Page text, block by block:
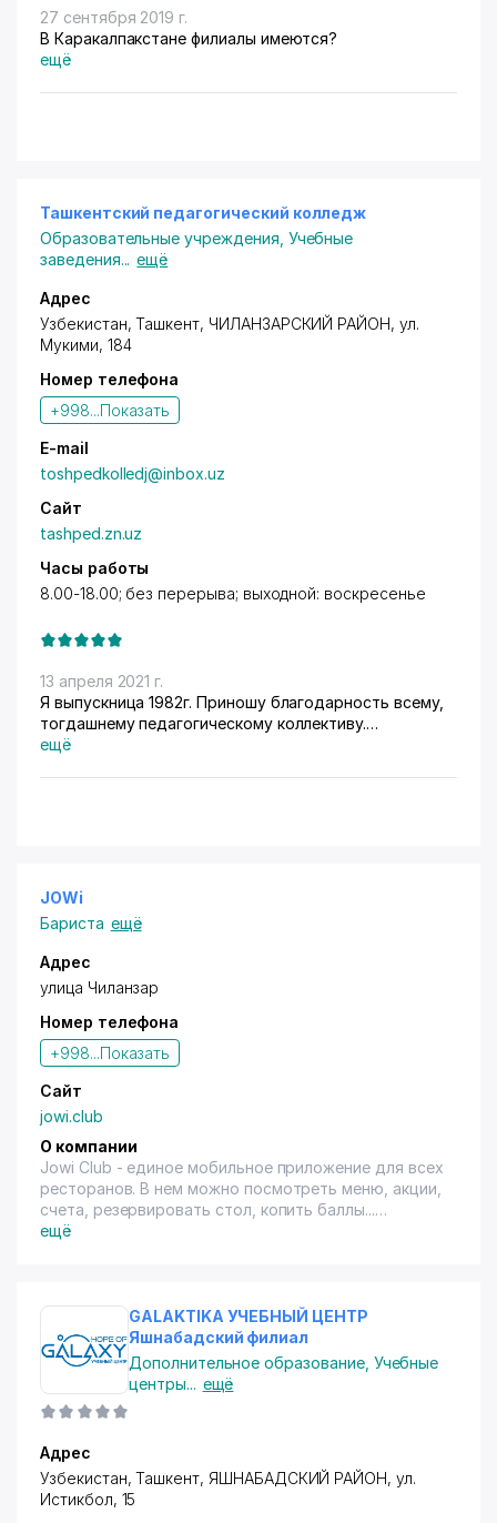
27 сентября 2019 г.
В Каракалпакстане филиалы имеются?
ещё
Ташкентский педагогический колледж
Образовательные учреждения Учебные
заведения... ещё
Адрес
Узбекистан, Ташкент, ЧИЛАНЗАРСКИЙ РАЙОН, ул.
Мукими, 184
Номер телефона
+998...Показать
E-mail
toshpedkolledj@inbox.uz
Сайт
tashped.zn.uz
Часы работы
8.00-18.00; без перерыва; выходной: воскресенье
13 апреля 2021 г.
Я выпускница 1982г. Приношу благодарность всему,
тогдашнему педагогическому коллективу.
Процветания и успехов.
ещё
JOWi
Бариста ещё
Адрес
улица Чиланзар
Номер телефона
+998...Показать
Сайт
jowi.club
О компании
Jowi Club - единое мобильное приложение для всех
ресторанов. В нем можно посмотреть меню, акции,
счета, резервировать стол, копить баллы...
Jowi - программа для автоматизации кафе,
официанта, менеджера, бухгалтера, повара.
Каждый модуль продуман и помогает персоналу
работать быстро и без ошибок. Мобильное
приложение и система отчетов помогают
владельцу контролировать бизнес.
ещё
GALAKTIKA УЧЕБНЫЙ ЦЕНТР
Яшнабадский филиал
Дополнительное образование, Учебные
центры... ещё
Адрес
Узбекистан, Ташкент, ЯШНАБАДСКИЙ РАЙОН,ул.
Истикбол, 15